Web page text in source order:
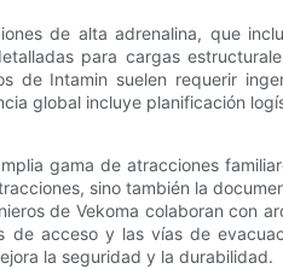
de alta adrenalina, que
para cargas
de Intamin suelen requerir
global incluye planificación
gama de atracciones
sino también la
de Vekoma colaboran
acceso y las vías de
la seguridad y la durabilidad.